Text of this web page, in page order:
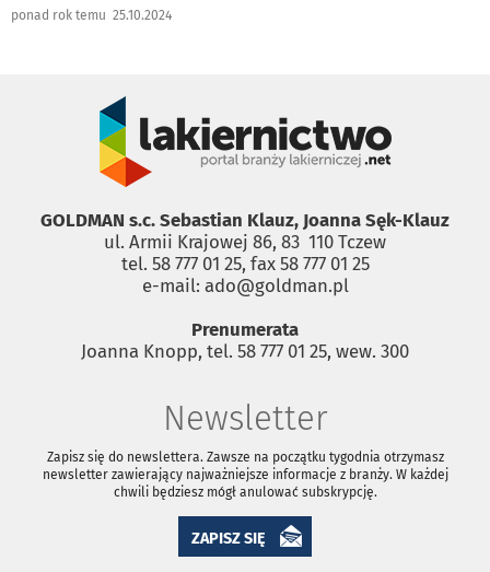
ponad rok temu 25.10.2024
GOLDMAN s.c. Sebastian Klauz, Joanna Sęk-Klauz
ul. Armii Krajowej 86, 83 ­ 110 Tczew
tel. 58 777 01 25, fax 58 777 01 25
e-mail: ado@goldman.pl
Prenumerata
Joanna Knopp, tel. 58 777 01 25, wew. 300
Newsletter
Zapisz się do newslettera. Zawsze na początku tygodnia otrzymasz
newsletter zawierający najważniejsze informacje z branży. W każdej
chwili będziesz mógł anulować subskrypcję.
ZAPISZ SIĘ